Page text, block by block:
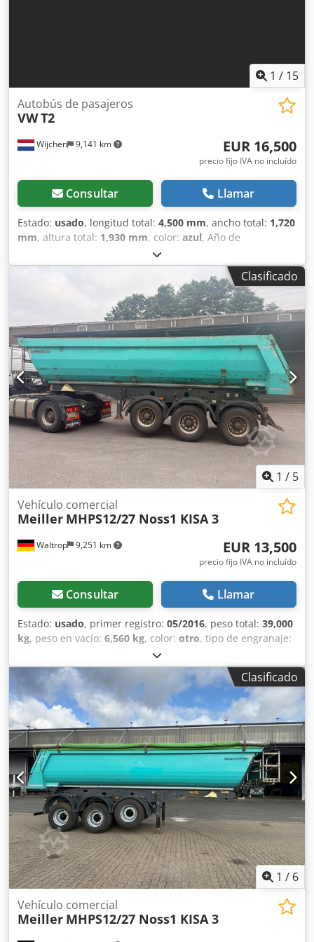
1 / 15
Wijchen 9,141 km
Autobús de pasajeros
VWT2
EUR 16,500
precio fijo IVA no incluído
Consultar Llamar
Estado: usado, longitud total: 4,500 mm, ancho total: 1,720
mm, altura total: 1,930 mm, color: azul, Año de
, Peso en vacío: 2300 kg - Año de
fabricación: 1975 - Documentación disponible: No -
Certificado CE: No Credpfx Aoy Rxvxeh Ref - Número de
serie: 2152120996 - Etiqueta: Vehículo clásico - Tipo:
Autobús de pasajeros - Combustible: Gasolina -
Transmisión: Manual - Dimensiones de transporte: 4500
mm x 1720 mm x 1930 mm (largo x ancho x alto) - Peso de
transporte [kg]: 2300 kg - Paquetes de transporte
[unidades]: 1 Información financiera IVA: El precio indicado
no incluye el IVA IVA/régimen de recargo del IVA: IVA
deducible para empresas Entrega y aceptación de
vehículos usados en cualquier momento, para todos los
productos del sector industrial Koen van Lent
Clasificado
1 / 5
Waltrop 9,251 km
Vehículo comercial
Meiller MHPS12/27 Noss1 KISA 3
EUR 13,500
precio fijo IVA no incluído
Consultar Llamar
Estado: usado, primer registro: 05/2016, peso total: 39,000
kg, peso en vacío: 6,560 kg, color: otro, tipo de engranaje:
ninguno
32,440 kg, próxima inspección (TÜV):10/2026,
amortiguación: otro
, tamaño del neumático trasero:
385/65 R22.5 , cabina del conductor: otro
, * Cierre de
doble seguridad * ABS * Dispositivo de apoyo * Altura de
la unión del enganche: 1.220 mm * Ejes BPW * Chasis de
larguero simple * Guardabarros individual * Junta de
goma * Cilindro de basculamiento de alta presión *
Enganche de bola de 2'' Codjzqzlajpfx Ah Rjrf * Eje
elevador simple * Freno de tambor * Protector inferior
abatible
Clasificado
1 / 6
Vehículo comercial
Meiller MHPS12/27 Noss1 KISA 3